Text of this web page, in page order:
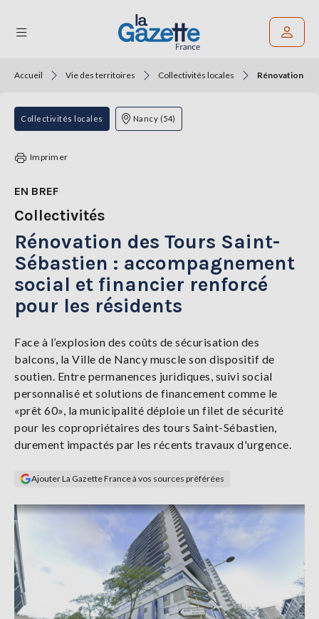
THÉMATIQUES
RÉGIONS
TENDANCES
SERVICES
LA
GAZETTE
connecter
S'abonner
Accueil Vie des territoires Collectivités locales Rénovation
Collectivités locales Nancy (54)
Imprimer
EN BREF
Collectivités
Rénovation des Tours Saint-
Sébastien : accompagnement
social et financier renforcé
pour les résidents
Face à l’explosion des coûts de sécurisation des
balcons, la Ville de Nancy muscle son dispositif de
soutien. Entre permanences juridiques, suivi social
personnalisé et solutions de financement comme le
«prêt 60», la municipalité déploie un filet de sécurité
pour les copropriétaires des tours Saint-Sébastien,
durement impactés par les récents travaux d'urgence.
Ajouter La Gazette France à vos sources préférées